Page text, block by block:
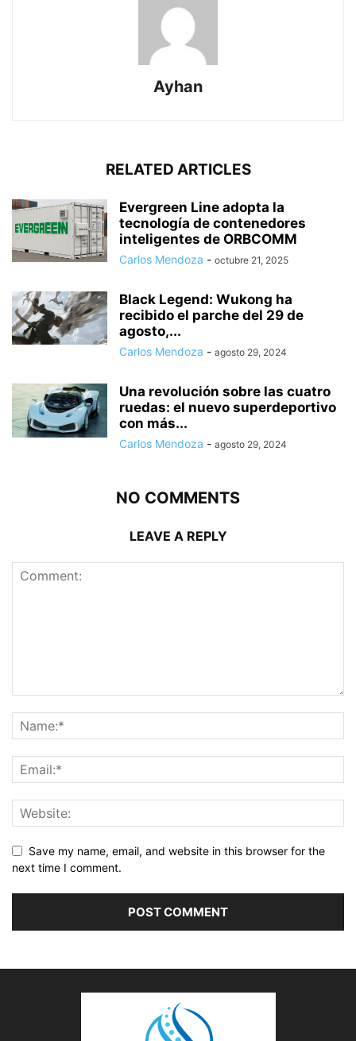
Ayhan
RELATED ARTICLES
Evergreen Line adopta la
tecnología de contenedores
inteligentes de ORBCOMM
Carlos Mendoza - octubre 21, 2025
Black Legend: Wukong ha
recibido el parche del 29 de
agosto,...
Carlos Mendoza - agosto 29, 2024
Una revolución sobre las cuatro
ruedas: el nuevo superdeportivo
con más...
Carlos Mendoza - agosto 29, 2024
NO COMMENTS
LEAVE A REPLY
Save my name, email, and website in this browser for the
next time I comment.